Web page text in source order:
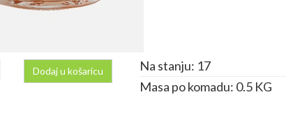
Dodaj u košaricu
Na stanju: 17
Masa po komadu: 0.5 KG